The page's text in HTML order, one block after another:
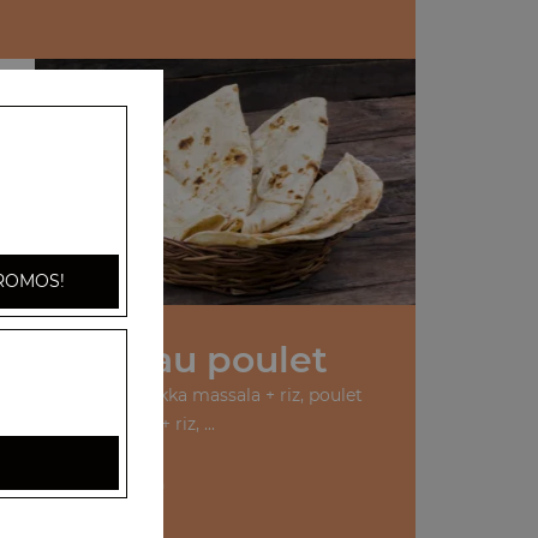
Plats au poulet
+ riz, poulet tikka massala + riz, poulet
vindaloo + riz, ...